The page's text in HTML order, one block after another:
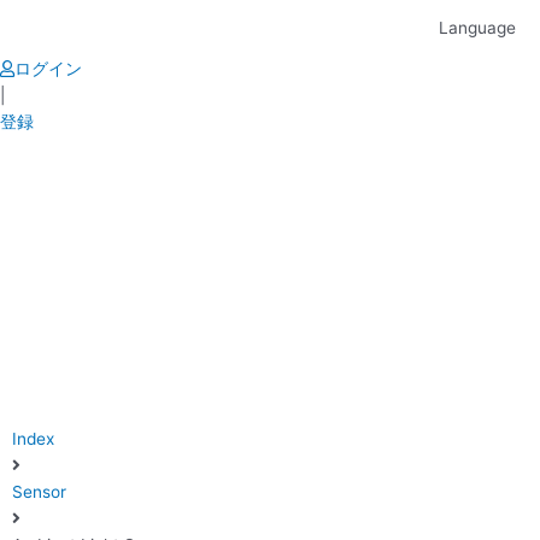
content
Language
ログイン
登録
Index
Sensor